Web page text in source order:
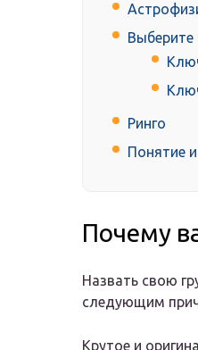
Выберите
Ринго
Понятие
Почему
Назвать свою
следующим
Крутое и